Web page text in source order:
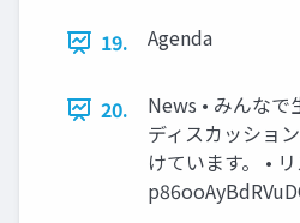
19. Agenda
20.
News • みんな
ディスカッショ
けています。 •